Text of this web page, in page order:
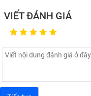
máy để đưa ra lựa chọn
Dấu hiệu cần ép kính
Màn hình iPhone 16e
iPhone 16e phù hợp và
VIẾT ĐÁNH GIÁ